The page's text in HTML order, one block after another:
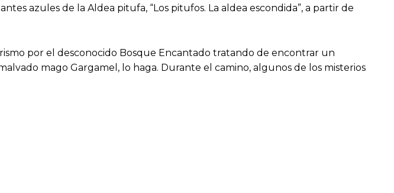
azules de la Aldea pitufa, “Los pitufos. La aldea escondida”, a partir de
por el desconocido Bosque Encantado tratando de encontrar un
mago Gargamel, lo haga. Durante el camino, algunos de los misterios